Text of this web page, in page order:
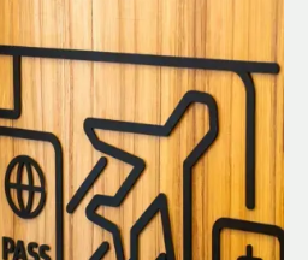
brasileiro com cashback